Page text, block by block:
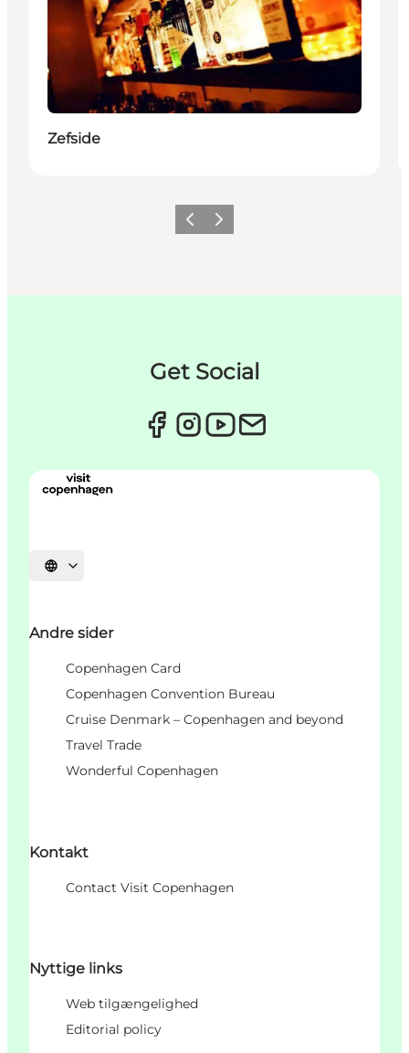
Zefside
ForrigeNæste
Get Social
Vælg sprog
Andre sider
Copenhagen Card
Copenhagen Convention Bureau
Cruise Denmark – Copenhagen and beyond
Travel Trade
Wonderful Copenhagen
Kontakt
Contact Visit Copenhagen
Nyttige links
Web tilgængelighed
Editorial policy